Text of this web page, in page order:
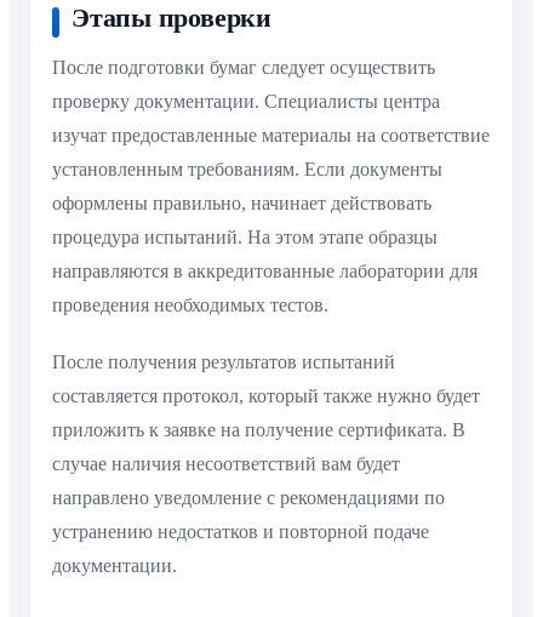
Этапы проверки
После подготовки бумаг следует осуществить
проверку документации. Специалисты центра
изучат предоставленные материалы на соответствие
установленным требованиям. Если документы
оформлены правильно, начинает действовать
процедура испытаний. На этом этапе образцы
направляются в аккредитованные лаборатории для
проведения необходимых тестов.
После получения результатов испытаний
составляется протокол, который также нужно будет
приложить к заявке на получение сертификата. В
случае наличия несоответствий вам будет
направлено уведомление с рекомендациями по
устранению недостатков и повторной подаче
документации.